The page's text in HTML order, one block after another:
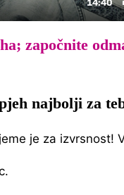
započnite
najbolji za
je za izvrsnost!